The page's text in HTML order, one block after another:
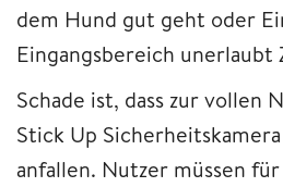
dem Hund gut geht oder
Eingangsbereich
Schade ist, dass zur vollen
Stick Up
anfallen. Nutzer müssen